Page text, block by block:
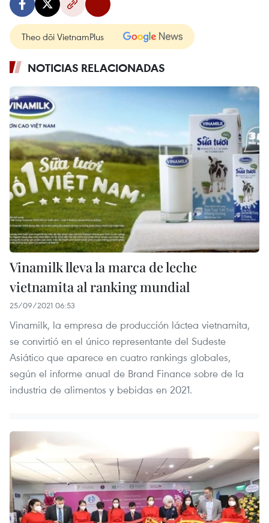
Theo dõi VietnamPlus
NOTICIAS RELACIONADAS
Vinamilk lleva la marca de leche
vietnamita al ranking mundial
25/09/2021 06:53
Vinamilk, la empresa de producción láctea vietnamita,
se convirtió en el único representante del Sudeste
Asiático que aparece en cuatro rankings globales,
según el informe anual de Brand Finance sobre de la
industria de alimentos y bebidas en 2021.